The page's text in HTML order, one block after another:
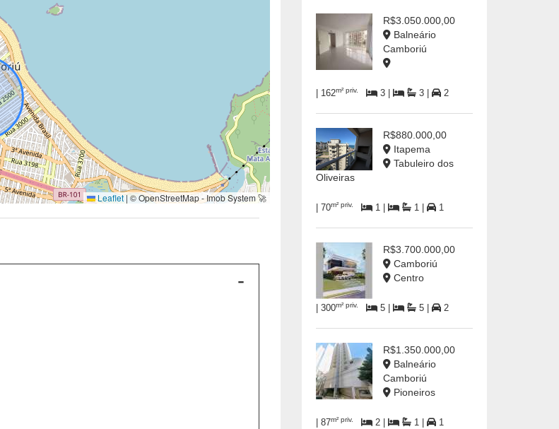
Leaflet|© OpenStreetMap - Imob System 🚀
R$3.050.000,00
Balneário
Camboriú
| 162m² priv. 3 | 3 | 2
R$880.000,00
Itapema
Tabuleiro dos
Oliveiras
| 70m² priv. 1 | 1 | 1
R$3.700.000,00
Camboriú
Centro
| 300m² priv. 5 | 5 | 2
R$1.350.000,00
Balneário
Camboriú
Pioneiros
| 87m² priv. 2 | 1 | 1